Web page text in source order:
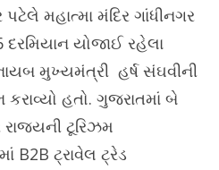
મહાત્મા મંદિર ગાંધીનગર
યોજાઈ રહેલા
મુખ્યમંત્રી હર્ષ સંઘવીની
કરાવ્યો હતો. ગુજરાતમાં બે
ટૂરિઝમ
B2B ટ્રાવેલ ટ્રેડ